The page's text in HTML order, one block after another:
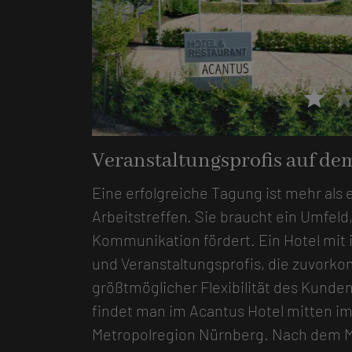
star
ACANTUS Hotel
Veranstaltungsprofis auf
Eine erfolgreiche Tagung ist mehr als
Arbeitstreffen. Sie braucht ein
Kommunikation fördert. Ein Hotel
und Veranstaltungsprofis, die
größtmöglicher Flexibilität des
findet man im Acantus Hotel mitten
Metropolregion Nürnberg. Nach dem